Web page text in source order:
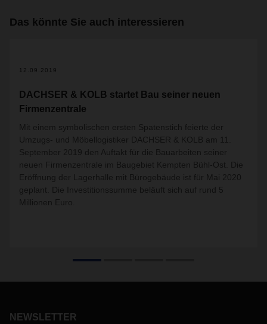
Das könnte Sie auch interessieren
12.09.2019
DACHSER & KOLB startet Bau seiner neuen
Firmenzentrale
Mit einem symbolischen ersten Spatenstich feierte der
Umzugs- und Möbellogistiker DACHSER & KOLB am 11.
September 2019 den Auftakt für die Bauarbeiten seiner
neuen Firmenzentrale im Baugebiet Kempten Bühl-Ost. Die
Eröffnung der Lagerhalle mit Bürogebäude ist für Mai 2020
geplant. Die Investitionssumme beläuft sich auf rund 5
Millionen Euro.
NEWSLETTER